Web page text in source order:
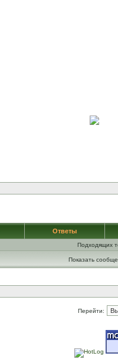
Ответы
Подходящих
Показать
Перейти: